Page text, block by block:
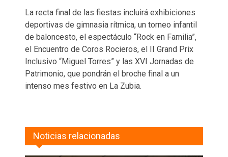
La recta final de las fiestas incluirá exhibiciones
deportivas de gimnasia rítmica, un torneo infantil
de baloncesto, el espectáculo “Rock en Familia”,
el Encuentro de Coros Rocieros, el II Grand Prix
Inclusivo “Miguel Torres” y las XVI Jornadas de
Patrimonio, que pondrán el broche final a un
intenso mes festivo en La Zubia.
Noticias relacionadas